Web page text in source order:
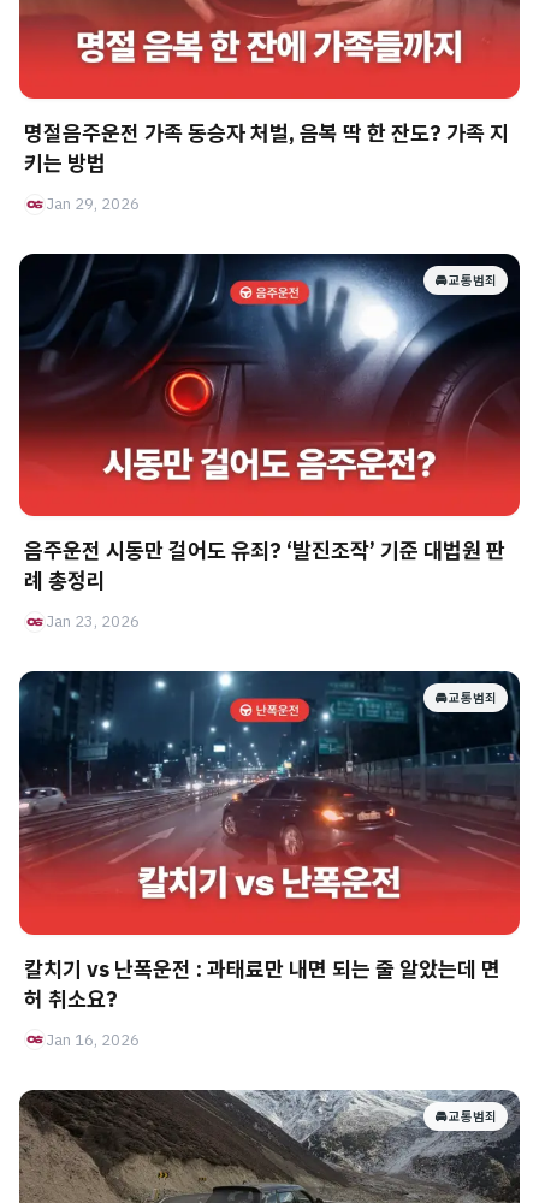
명절음주운전 가족 동승자 처벌, 음복 딱 한 잔도? 가족 지
키는 방법
Jan 29, 2026
🚘 교통범죄
음주운전 시동만 걸어도 유죄? ‘발진조작’ 기준 대법원 판
례 총정리
Jan 23, 2026
🚘 교통범죄
칼치기 vs 난폭운전 : 과태료만 내면 되는 줄 알았는데 면
허 취소요?
Jan 16, 2026
🚘 교통범죄